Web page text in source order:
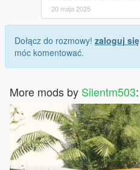
20 maja 2025
Dołącz do rozmowy! zaloguj się
móc komentować.
More mods by Silentm503: